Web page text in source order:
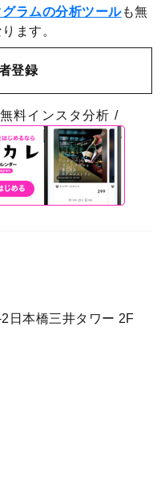
ラムの分析ツールも無
ます。
登録
料インスタ分析 /
日本橋三井タワー 2F